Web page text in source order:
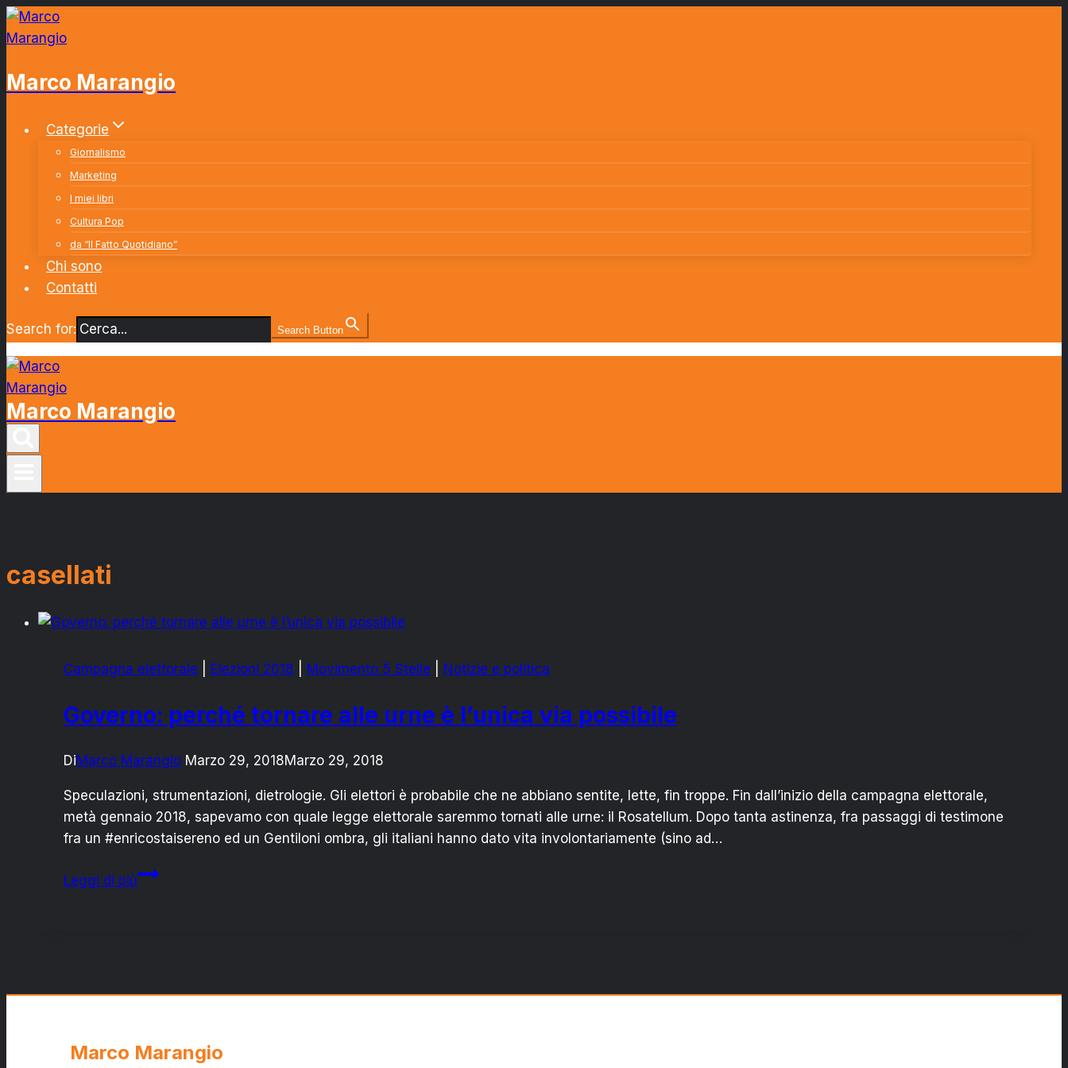
Salta
al
Marco Marangio
Categorie
Giornalismo
Marketing
I miei libri
Cultura Pop
da “Il Fatto Quotidiano”
Chi sono
Contatti
Search for: Search Button
Marco Marangio
casellati
Campagna elettorale Elezioni 2018 Movimento 5 Stelle Notizie e politica
Governo: perché tornare alle urne è l’unica via possibile
DiMarco Marangio Marzo 29, 2018Marzo 29, 2018
Speculazioni, strumentazioni, dietrologie. Gli elettori è probabile che ne abbiano sentite, lette, fin troppe. Fin dall’inizio della campagna elettorale,
metà gennaio 2018, sapevamo con quale legge elettorale saremmo tornati alle urne: il Rosatellum. Dopo tanta astinenza, fra passaggi di testimone
fra un #enricostaisereno ed un Gentiloni ombra, gli italiani hanno dato vita involontariamente (sino ad…
Leggi di piùGoverno:
possibile
Marco Marangio